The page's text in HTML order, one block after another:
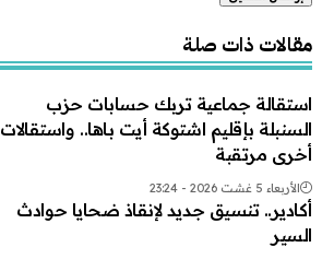
مقالات ذات صلة
استقالة جماعية تربك حسابات حزب
السنبلة بإقليم اشتوكة أيت باها.. واستقالات
أخرى مرتقبة
الأربعاء 5 غشت 2026 - 23:24
أكادير.. تنسيق جديد لإنقاذ ضحايا حوادث
السير